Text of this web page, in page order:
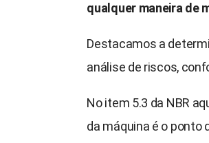
qualquer maneira de
Destacamos a
análise de riscos,
No item 5.3 da NBR
da máquina é o ponto